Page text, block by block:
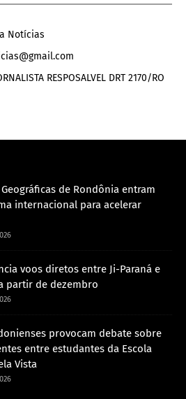
Notícias
RESPOSALVEL DRT 2170/RO
de Rondônia entram
internacional para acelerar
voos diretos entre Ji-Paraná e
partir de dezembro
provocam debate sobre
entre estudantes da Escola
Vista